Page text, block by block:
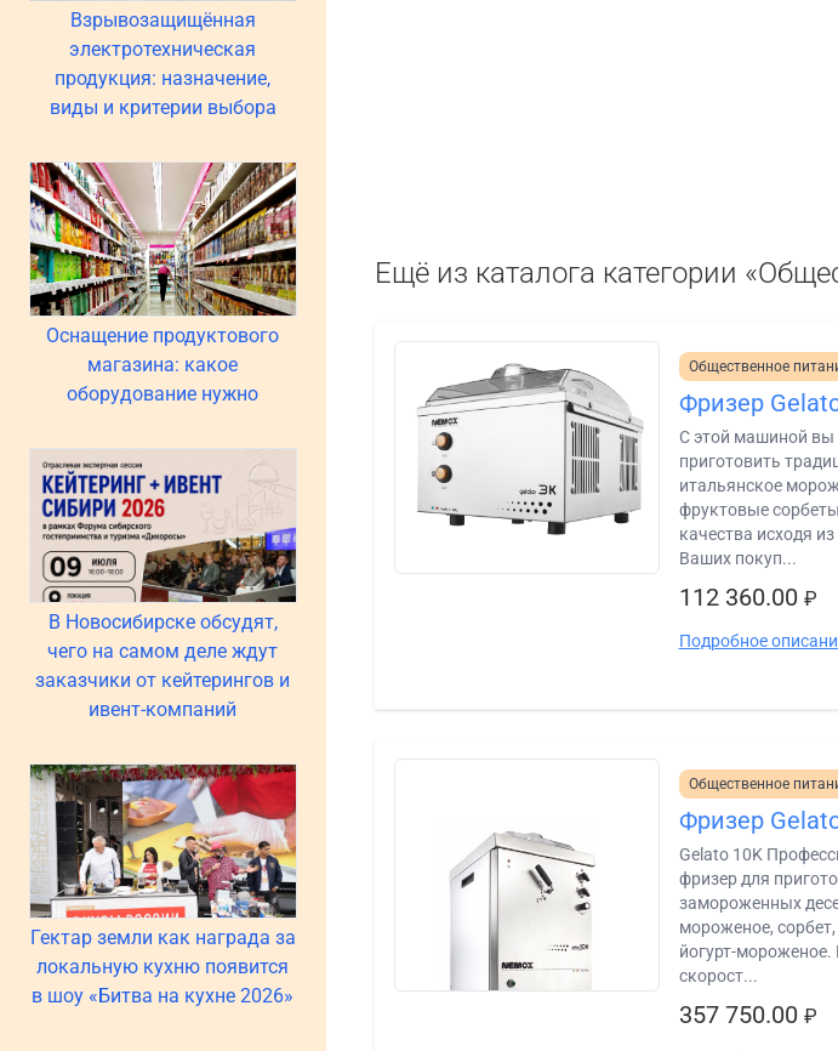
Взрывозащищённая
электротехническая
продукция: назначение,
виды и критерии выбора
Оснащение продуктового
магазина: какое
оборудование нужно
В Новосибирске обсудят,
чего на самом деле ждут
заказчики от кейтерингов и
ивент-компаний
Гектар земли как награда за
локальную кухню появится
в шоу «Битва на кухне 2026»
Ещё из каталога категории
Общественное
Фризер
C этой машиной вы
приготовить
итальянское
фруктовые
качества исходя
Ваших покуп...
112 360.00 ₽
Подробное
Общественное
Фризер
Gelato 10K
фризер для
замороженных
мороженое, сорбет,
йогурт-
скорост...
357 750.00 ₽